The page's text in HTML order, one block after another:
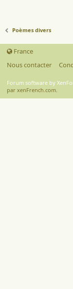
Poèmes divers
France
Nous contacter
Forum software by
par xenFrench.com.